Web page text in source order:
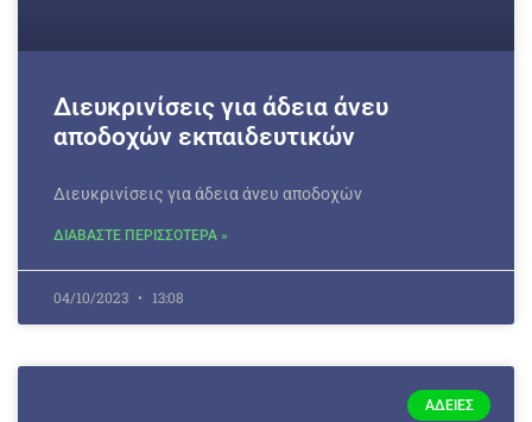
Διευκρινίσεις για άδεια άνευ
αποδοχών εκπαιδευτικών
Διευκρινίσεις για άδεια άνευ αποδοχών
ΔΙΑΒΑΣΤΕ ΠΕΡΙΣΣΟΤΕΡΑ »
04/10/2023 13:08
ΆΔΕΙΕΣ